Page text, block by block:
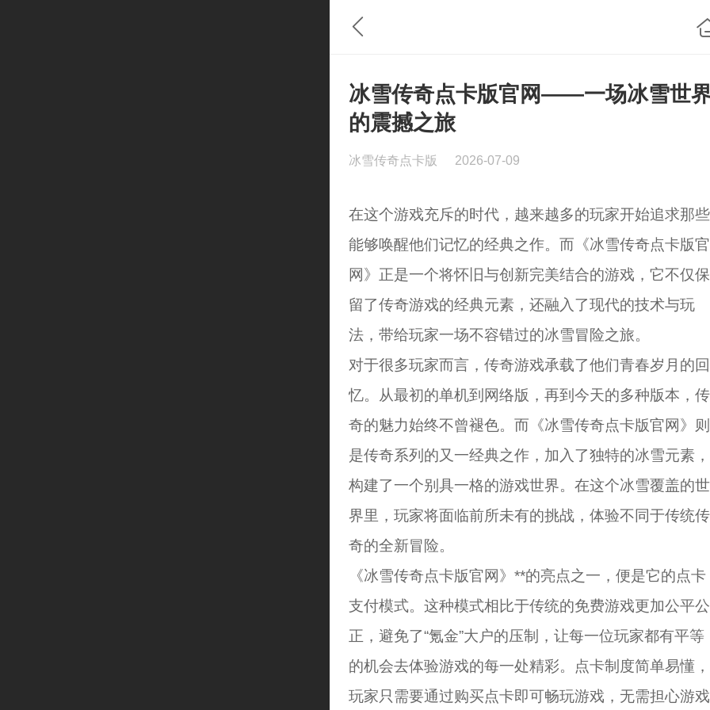
冰雪传奇点卡版官网——一场冰雪世
的震撼之旅
冰雪传奇点卡版 2026-07-09
在这个游戏充斥的时代，越来越多的玩家开始追求那些
能够唤醒他们记忆的经典之作。而《冰雪传奇点卡版官
网》正是一个将怀旧与创新完美结合的游戏，它不仅保
留了传奇游戏的经典元素，还融入了现代的技术与玩
法，带给玩家一场不容错过的冰雪冒险之旅。
对于很多玩家而言，传奇游戏承载了他们青春岁月的回
忆。从最初的单机到网络版，再到今天的多种版本，传
奇的魅力始终不曾褪色。而《冰雪传奇点卡版官网》则
是传奇系列的又一经典之作，加入了独特的冰雪元素，
构建了一个别具一格的游戏世界。在这个冰雪覆盖的世
界里，玩家将面临前所未有的挑战，体验不同于传统传
奇的全新冒险。
《冰雪传奇点卡版官网》**的亮点之一，便是它的点卡
支付模式。这种模式相比于传统的免费游戏更加公平公
正，避免了“氪金”大户的压制，让每一位玩家都有平等
的机会去体验游戏的每一处精彩。点卡制度简单易懂，
玩家只需要通过购买点卡即可畅玩游戏，无需担心游戏